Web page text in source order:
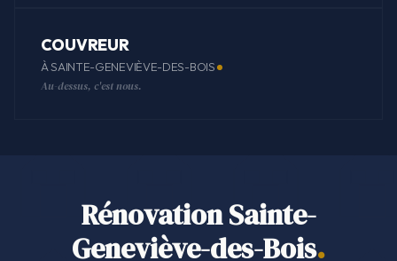
COUVREUR
À SAINTE-GENEVIÈVE-DES-BOIS
Au-dessus, c'est nous.
Rénovation Sainte-
Geneviève-des-Bois.